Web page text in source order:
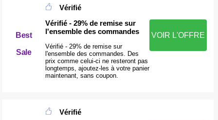
Best
Sale
Vérifié
Vérifié - 29% de remise sur
l'ensemble des commandes
Vérifié - 29% de remise sur
l'ensemble des commandes. Des
prix comme celui-ci ne resteront pas
longtemps, ajoutez-les à votre panier
maintenant, sans coupon.
VOIR L'OFFRE
Vérifié